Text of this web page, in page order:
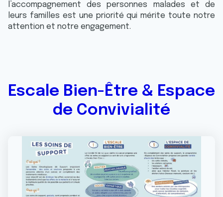
l’accompagnement des personnes malades et de
leurs familles est une priorité qui mérite toute notre
attention et notre engagement.
Escale Bien-Être & Espace
de Convivialité